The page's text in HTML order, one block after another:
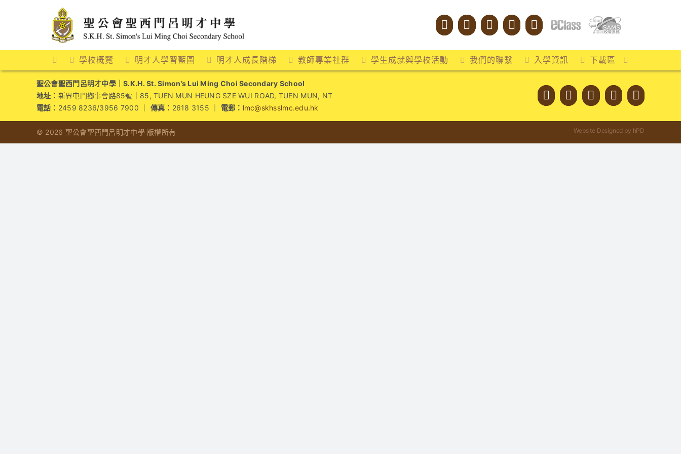
學校概覽 明才人學習藍圖 明才人成長階梯 教師專業社群 學生成就與學校活動 我們的聯繫 入學資訊 下載區
聖公會聖西門呂明才中學｜S.K.H. St. Simon’s Lui Ming Choi Secondary School
地址： 新界屯門鄉事會路85號｜85, TUEN MUN HEUNG SZE WUI ROAD, TUEN MUN, NT
電話： 2459 8236/3956 7900 ｜ 傳真： 2618 3155 ｜ 電郵： lmc@skhsslmc.edu.hk
© 2026 聖公會聖西門呂明才中學 版權所有 Website Designed by hPD